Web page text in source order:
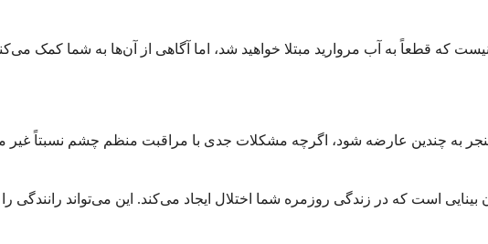
به چندین عارضه شود، اگرچه مشکلات جدی با مراقبت منظم چشم نسبتاً غیر